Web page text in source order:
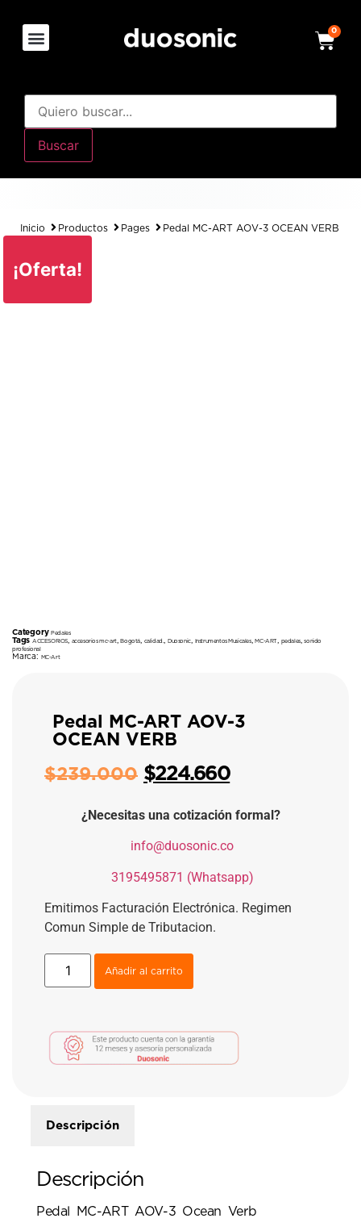
0
Buscar
Inicio Productos Pages Pedal MC-ART AOV-3 OCEAN VERB
¡Oferta!
Category Pedales
Tags ACCESORIOS accesorios mc-art,Bogotá calidad. ,Duosonic, Instrumentos Musicales,MC-ART, pedales,sonido
profesional
Marca: MC-Art
Pedal MC-ART AOV-3
OCEAN VERB
$239.000 $224.660
¿Necesitas una cotización formal?
info@duosonic.co
3195495871 (Whatsapp)
Emitimos Facturación Electrónica. Regimen
Comun Simple de Tributacion.
Añadir al carrito
Descripción
Descripción
Pedal MC-ART AOV-3 Ocean Verb